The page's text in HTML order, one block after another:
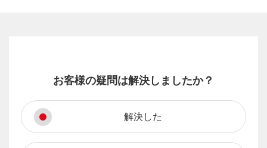
お客様の疑問は解決しましたか？
解決した